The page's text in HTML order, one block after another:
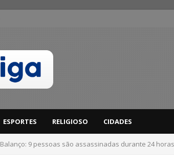
ESPORTES RELIGIOSO CIDADES
'Perigo potencial': 58 municípios do interior de PE